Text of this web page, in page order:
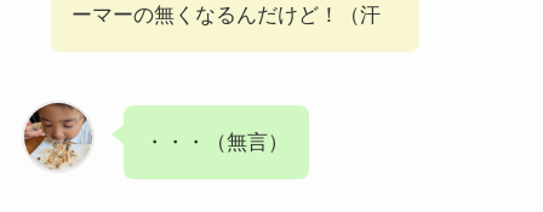
ーマーの無くなるんだけど！（汗
・・・（無言）